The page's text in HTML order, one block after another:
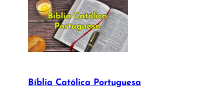
Bíblia Católica Portuguesa